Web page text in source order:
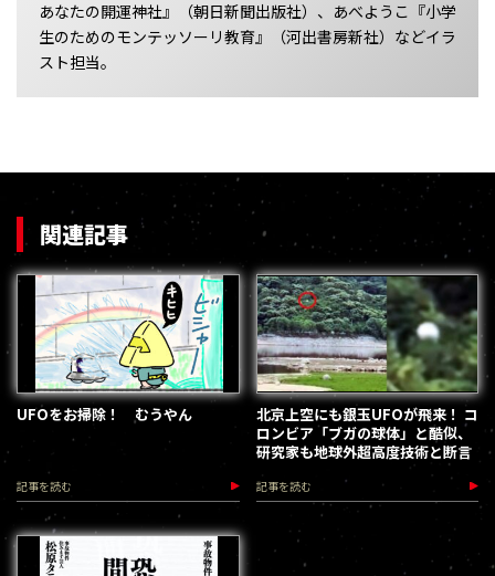
あなたの開運神社』（朝日新聞出版社）、あべようこ『小学
生のためのモンテッソーリ教育』（河出書房新社）などイラ
スト担当。
関連記事
UFOをお掃除！ むうやん
記事を読む
北京上空にも銀玉UFOが飛来！ コ
ロンビア「ブガの球体」と酷似、
研究家も地球外超高度技術と断言
記事を読む